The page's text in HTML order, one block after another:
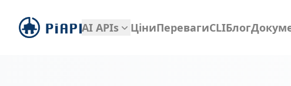
piapi AI APIs ЦіниПеревагиCLIБлог